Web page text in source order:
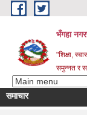
Skip to main content
भँगहा
"शिक्षा,
समुन्नत र
समाचार